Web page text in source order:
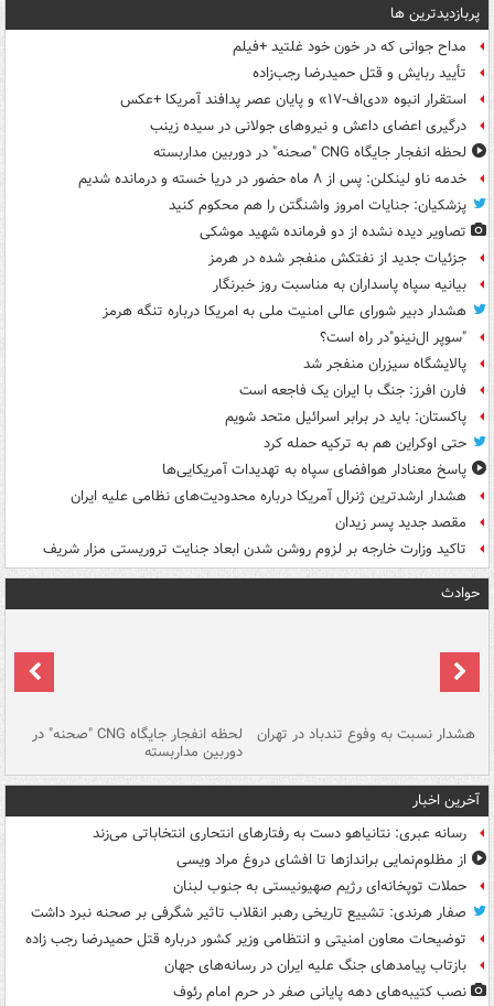
پربازدیدترین ها
مداح جوانی که در خون خود غلتید +فیلم
تأیید ربایش و قتل حمیدرضا رجب‌زاده
استقرار انبوه «دی‌اف‑۱۷» و پایان عصر پدافند آمریکا +عکس
درگیری اعضای داعش و نیروهای جولانی در سیده زینب
لحظه انفجار جایگاه CNG "صحنه" در دوربین مداربسته
خدمه ناو لینکلن: پس از ۸ ماه حضور در دریا خسته و درمانده‌ شدیم
پزشکیان: جنایات امروز واشنگتن را هم محکوم کنید
تصاویر دیده‌ نشده از دو فرمانده شهید موشکی
جزئیات جدید از نفتکش منفجر شده در هرمز
بیانیه سپاه پاسداران به مناسبت روز خبرنگار
هشدار دبیر شورای عالی امنیت ملی به امریکا درباره تنگه هرمز
"سوپر ال‌نینو"در راه است؟
پالایشگاه سیزران منفجر شد
فارن افرز: جنگ با ایران یک فاجعه است
پاکستان: باید در برابر اسرائیل متحد شویم
حتی اوکراین هم به ترکیه حمله کرد
پاسخ معنادار هوافضای سپاه به تهدیدات آمریکایی‌ها
هشدار ارشدترین ژنرال آمریکا درباره محدودیت‌های نظامی علیه ایران
مقصد جدید پسر زیدان
تاکید وزارت خارجه بر لزوم روشن شدن ابعاد جنایت تروریستی مزار شریف
حوادث
هشدار نسبت به وفوع تندباد در تهران لحظه انفجار جایگاه CNG "صحنه" در
دوربین مداربسته
آخرین اخبار
رسانه عبری: نتانیاهو دست به رفتارهای انتحاری انتخاباتی می‌زند
از مظلوم‌نمایی براندازها تا افشای دروغ مراد ویسی
حملات توپخانه‌ای رژیم صهیونیستی به جنوب لبنان
صفار هرندی: تشییع تاریخی رهبر انقلاب تاثیر شگرفی بر صحنه نبرد داشت
توضیحات معاون امنیتی و انتظامی وزیر کشور درباره قتل حمیدرضا رجب زاده
بازتاب پیامدهای جنگ علیه ایران در رسانه‌های جهان
نصب کتیبه‌های دهه پایانی صفر در حرم امام رئوف